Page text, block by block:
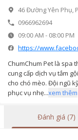
46 Đường Yên Phụ,
0966962694
09:00 AM - 08:00 PM
https://
ChumChum Pet là spa
cung cấp dịch vụ tắm
cho chó mèo. Đội ngũ
phục vụ nhẹ...xem thêm
Đánh giá (7)